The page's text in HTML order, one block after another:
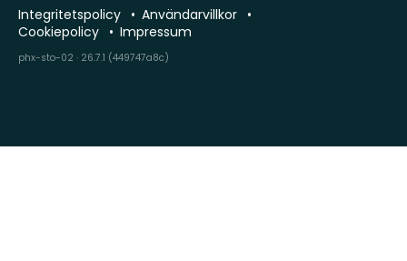
Integritetspolicy
Användarvillkor
Cookiepolicy
Impressum
phx-sto-02 · 26.7.1 (449747a8c)